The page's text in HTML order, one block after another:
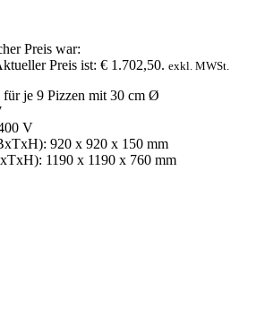
Preis war:
Preis ist: € 1.702,50. exkl. MWSt.
für je 9 Pizzen mit 30 cm Ø
V
920 x 920 x 150 mm
1190 x 1190 x 760 mm